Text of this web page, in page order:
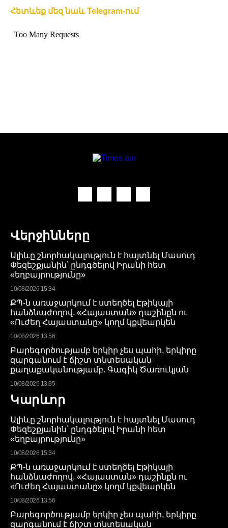
Հետևեք մեզ նաև Telegram-ում
Վերջինները
Ալիևը շնորհակալություն է հայտնել Մասուդ
Փեզեշքյանին՝ ընդգծելով Իրանի հետ
«եղբայրությունը»
10/08/2026 15:34
ՔՊ-ն առաջարկում է ստեղծել Էթիկայի
հանձնաժողով. «Հայաստան» դաշինքն ու
«Ուժեղ Հայաստանը» կողմ կքվեարկեն
10/08/2026 13:56
Բարեգործությամբ երկիր չես պահի, երկիրը
զարգանում է ճիշտ տնտեսական
քաղաքականությամբ. Գագիկ Ծառուկյան
10/08/2026 13:35
Կարևոր
Ալիևը շնորհակալություն է հայտնել Մասուդ
Փեզեշքյանին՝ ընդգծելով Իրանի հետ
«եղբայրությունը»
10/08/2026 15:34
ՔՊ-ն առաջարկում է ստեղծել Էթիկայի
հանձնաժողով. «Հայաստան» դաշինքն ու
«Ուժեղ Հայաստանը» կողմ կքվեարկեն
10/08/2026 13:56
Բարեգործությամբ երկիր չես պահի, երկիրը
զարգանում է ճիշտ տնտեսական